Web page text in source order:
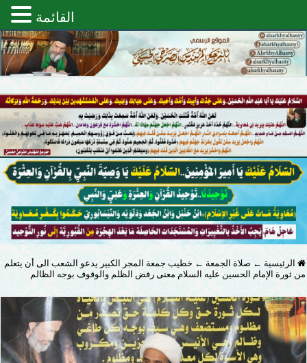
الرئيسية ← صلاة الجمعة ← خطيب جمعة المجر الكبير يدعو الشعب الى أن يتعلم
من ثورة الإمام الحسين عليه السلام معنى رفض الظلم والوقوف بوجه الظالم
القائمة